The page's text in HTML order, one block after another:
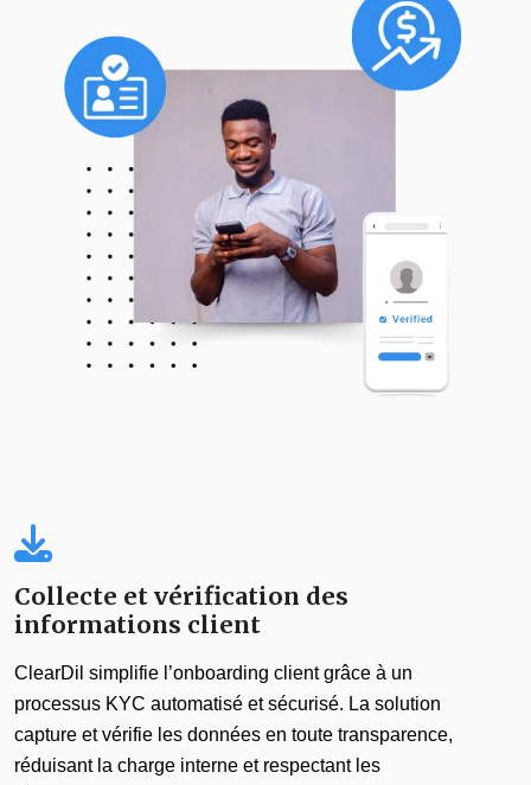
Collecte et vérification des
informations client
ClearDil simplifie l’onboarding client grâce à un
processus KYC automatisé et sécurisé. La solution
capture et vérifie les données en toute transparence,
réduisant la charge interne et respectant les